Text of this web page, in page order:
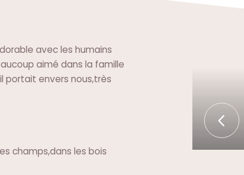
avec les humains
aimé dans la famille
portait envers nous,très
champs,dans les bois